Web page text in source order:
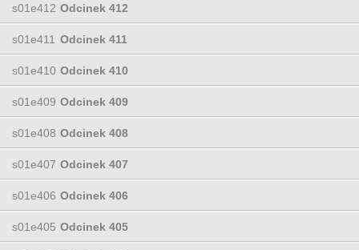
s01e412 Odcinek 412
s01e411 Odcinek 411
s01e410 Odcinek 410
s01e409 Odcinek 409
s01e408 Odcinek 408
s01e407 Odcinek 407
s01e406 Odcinek 406
s01e405 Odcinek 405